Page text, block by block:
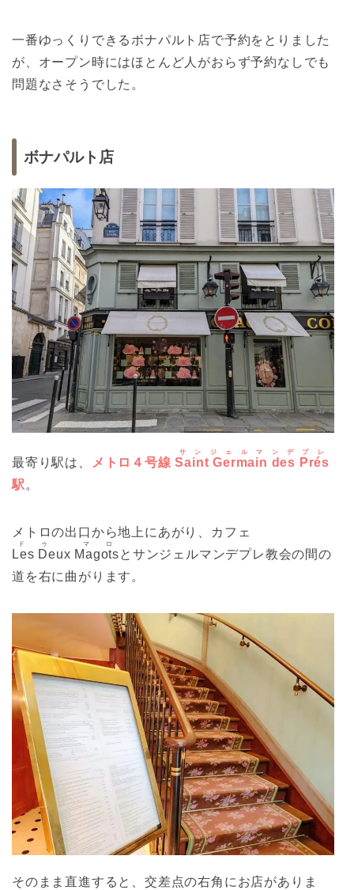
一番ゆっくりできるボナパルト店で予約をとりました
が、オープン時にはほとんど人がおらず予約なしでも
問題なさそうでした。
ボナパルト店
最寄り駅は、 メトロ４号線Saint Germain des Prés
サンジェルマンデプレ
駅 。
メトロの出口から地上にあがり、カフェ
Les Deux Magots
ドゥ マロ
とサンジェルマンデプレ教会の間の
道を右に曲がります。
そのまま直進すると、交差点の右角にお店がありま